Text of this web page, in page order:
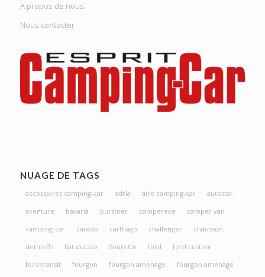
A propos de nous
Nous contacter
NUAGE DE TAGS
accessoires camping-car adria aire camping-car
autostar
aventure
bavaria burstner campereve
camper van
camping-car
carado carthago challenger
chausson
dethleffs
fiat ducato fleurette ford
ford custom
ford transit
fourgon fourgon amenage
fourgon aménagé